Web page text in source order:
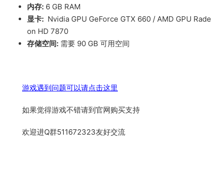
内存: 6 GB RAM
显卡: Nvidia GPU GeForce GTX 660 / AMD GPU Rade
on HD 7870
存储空间: 需要 90 GB 可用空间
游戏遇到问题可以请点击这里
如果觉得游戏不错请到官网购买支持
欢迎进Q群511672323友好交流